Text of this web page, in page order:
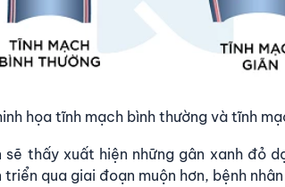
họa tĩnh mạch bình thường và tĩnh
sẽ thấy xuất hiện những gân xanh đỏ
qua giai đoạn muộn hơn, bệnh